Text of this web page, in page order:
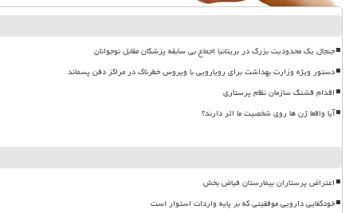
جنجال یک محدودیت بزرگ در بریتانیا اجماع بی سابقه پزشکان مقابل نوجوانان
دستور ویژه وزارت بهداشت برای رویارویی با ویروس خطرناک در مراکز دفن پسماند
اقدام قشنگ سازمان نظام پرستاری
آیا واقعا ژن ها روی شخصیت ما اثر دارند؟
اعتراض پرستاران بیمارستان فیاض بخش
خودکفایی دارویی موفقیتی که بر پایه واردات استوار است